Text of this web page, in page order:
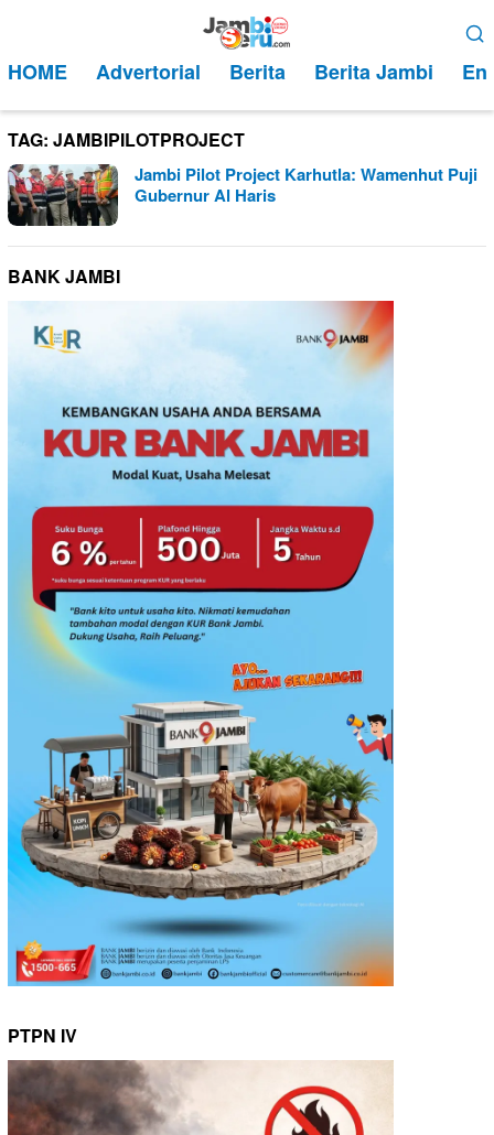
kontenMobile
HOME Advertorial Berita Berita Jambi
TAG: JAMBIPILOTPROJECT
Jambi Pilot Project Karhutla: Wamenhut Puji
Gubernur Al Haris
BANK JAMBI
PTPN IV